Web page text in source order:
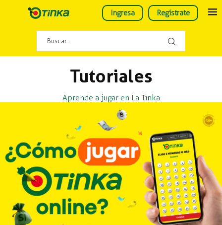
Ingresa Regístrate
Tutoriales
Aprende a jugar en La Tinka